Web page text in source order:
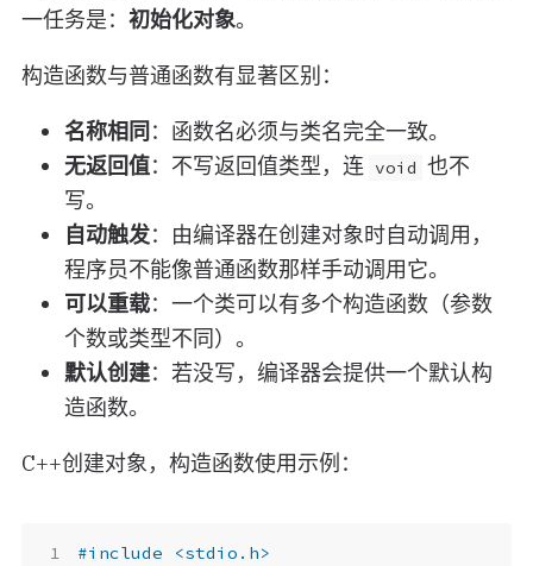
一任务是： 初始化对象。
构造函数与普通函数有显著区别：
名称相同 ：函数名必须与类名完全一致。
无返回值：不写返回值类型，连 void 也不
写。
自动触发：由编译器在创建对象时自动调用，
程序员不能像普通函数那样手动调用它。
可以重载：一个类可以有多个构造函数（参数
个数或类型不同）。
默认创建：若没写，编译器会提供一个默认构
造函数。
C++创建对象，构造函数使用示例：
#include <stdio.h>